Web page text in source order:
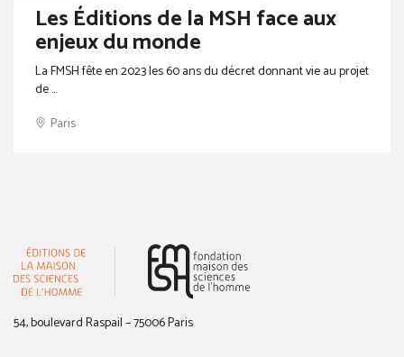
Les Éditions de la MSH face aux
enjeux du monde
La FMSH fête en 2023 les 60 ans du décret donnant vie au projet
de ...
Paris
54, boulevard Raspail – 75006 Paris